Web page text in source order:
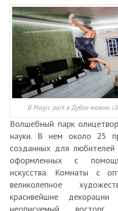
В Magic park в Дубае можно
Волшебный парк
науки. В нем около 25
созданных для любителей
оформленных с
искусства. Комнаты с
великолепное
красивейшие